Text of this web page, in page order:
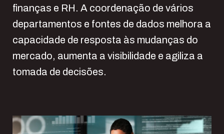
finanças e RH. A coordenação de vários
departamentos e fontes de dados melhora a
capacidade de resposta às mudanças do
mercado, aumenta a visibilidade e agiliza a
tomada de decisões.